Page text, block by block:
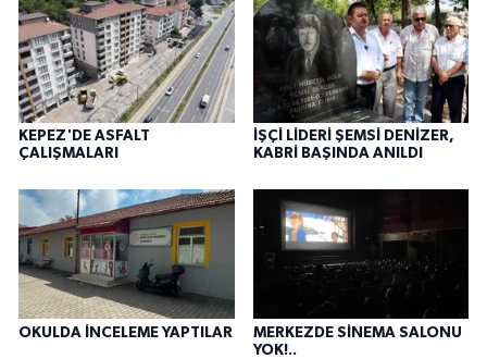
KEPEZ'DE ASFALT
ÇALIŞMALARI
İŞÇİ LİDERİ ŞEMSİ DENİZER,
KABRİ BAŞINDA ANILDI
OKULDA İNCELEME YAPTILAR
MERKEZDE SİNEMA SALONU
YOK!..